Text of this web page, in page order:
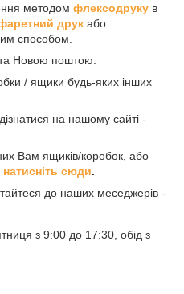
методом флексодруку в
друк або
способом.
та Новою поштою.
/ ящики будь-яких інших
на нашому сайті -
Вам ящиків/коробок, або
натисніть сюди.
до наших меседжерів -
з 9:00 до 17:30, обід з